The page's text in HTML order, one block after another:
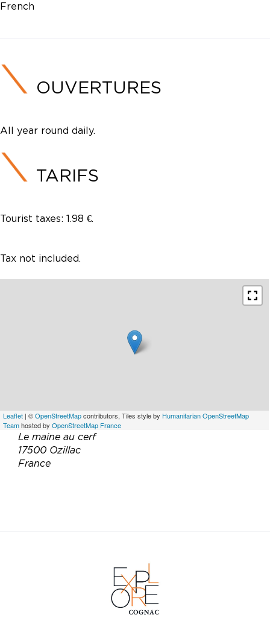
French
OUVERTURES
All year round daily.
TARIFS
Tourist taxes: 1.98 €.
Tax not included.
Leaflet | ©OpenStreetMapcontributors, Tiles style by Humanitarian OpenStreetMap
Teamhosted by OpenStreetMap France
Le maine au cerf
17500 Ozillac
France